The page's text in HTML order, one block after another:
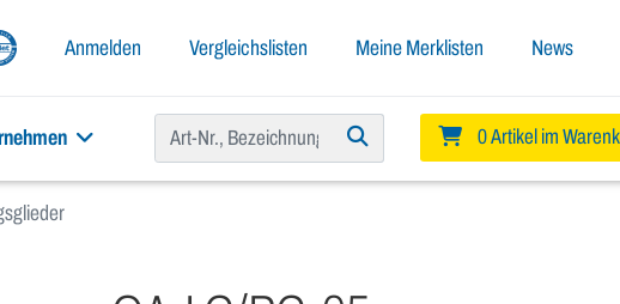
Anmelden Vergleichslisten Meine Merklisten News
0 Artikel im